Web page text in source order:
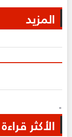
المزيد
"
الأكثر قراءة